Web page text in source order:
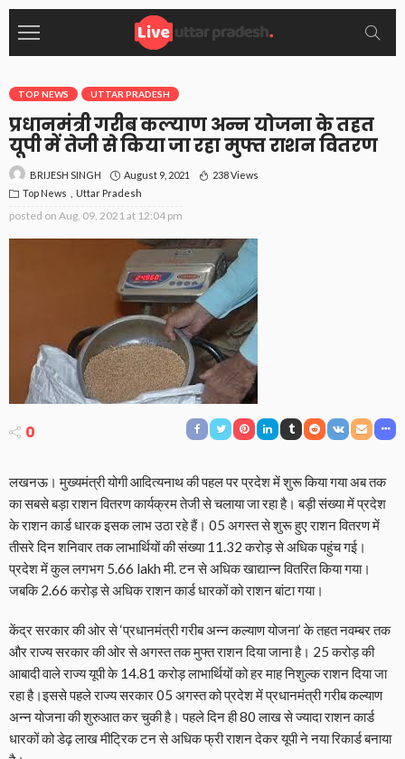
TOP NEWS UTTAR PRADESH
प्रधानमंत्री गरीब कल्याण अन्न योजना के तहत
यूपी में तेजी से किया जा रहा मुफ्त राशन वितरण
BRIJESH SINGH August 9, 2021
238 Views
Top News
Uttar Pradesh
posted on Aug. 09, 2021 at 12:04 pm
0
लखनऊ। मुख्यमंत्री योगी आदित्यनाथ की पहल पर प्रदेश में शुरू किया गया अब तक
का सबसे बड़ा राशन वितरण कार्यक्रम तेजी से चलाया जा रहा है। बड़ी संख्या में प्रदेश
के राशन कार्ड धारक इसक लाभ उठा रहे हैं। 05 अगस्त से शुरू हुए राशन वितरण में
तीसरे दिन शनिवार तक लाभार्थियों की संख्या 11.32 करोड़ से अधिक पहुंच गई।
प्रदेश में कुल लगभग 5.66 lakh मी. टन से अधिक खाद्यान्न वितरित किया गया।
जबकि 2.66 करोड़ से अधिक राशन कार्ड धारकों को राशन बांटा गया।
केंद्र सरकार की ओर से ‘प्रधानमंत्री गरीब अन्न कल्याण योजना’ के तहत नवम्बर तक
और राज्य सरकार की ओर से अगस्त तक मुफ्त राशन दिया जाना है। 25 करोड़ की
आबादी वाले राज्य यूपी के 14.81 करोड़ लाभार्थियों को हर माह निशुल्‍क राशन दिया जा
रहा है।इससे पहले राज्य सरकार 05 अगस्त को प्रदेश में प्रधानमंत्री गरीब कल्याण
अन्न योजना की शुरुआत कर चुकी है। पहले दिन ही 80 लाख से ज्यादा राशन कार्ड
धारकों को डेढ़ लाख मीट्रिक टन से अधिक फ्री राशन देकर यूपी ने नया रिकार्ड बनाया